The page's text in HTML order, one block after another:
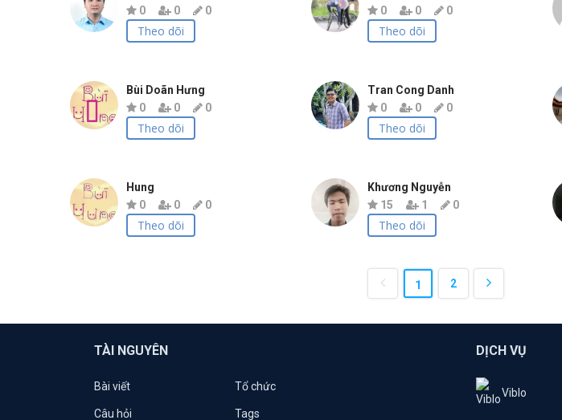
0
0 0
Theo dõi
0
0 0
Theo dõi
Bùi Doãn Hưng
0
0 0
Theo dõi
Tran Cong Danh
0
0 0
Theo dõi
Hung
0
0 0
Theo dõi
Khương Nguyễn
15
1 0
Theo dõi
1 2
TÀI NGUYÊN
Bài viết Tổ chức
Câu hỏi Tags
DỊCH VỤ
Viblo